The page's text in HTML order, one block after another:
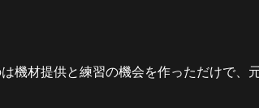
機材提供と練習の機会を作っただけで、